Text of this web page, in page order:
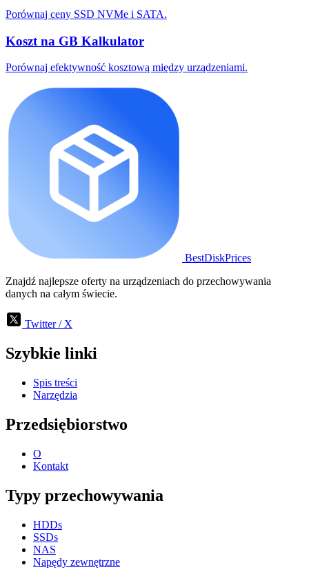
Porównaj ceny SSD NVMe i SATA.
Koszt na GB Kalkulator
Porównaj efektywność kosztową między urządzeniami.
BestDiskPrices
Znajdź najlepsze oferty na urządzeniach do przechowywania
danych na całym świecie.
Twitter / X
Szybkie linki
Spis treści
Narzędzia
Przedsiębiorstwo
O
Kontakt
Typy przechowywania
HDDs
SSDs
NAS
Napędy zewnętrzne